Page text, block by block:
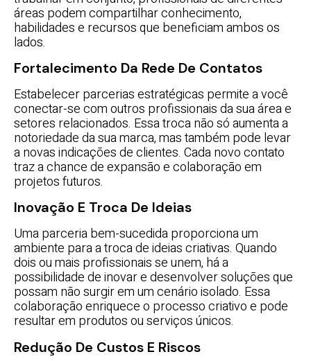
áreas podem compartilhar conhecimento,
habilidades e recursos que beneficiam ambos os
lados.
Fortalecimento Da Rede De Contatos
Estabelecer parcerias estratégicas permite a você
conectar-se com outros profissionais da sua área e
setores relacionados. Essa troca não só aumenta a
notoriedade da sua marca, mas também pode levar
a novas indicações de clientes. Cada novo contato
traz a chance de expansão e colaboração em
projetos futuros.
Inovação E Troca De Ideias
Uma parceria bem-sucedida proporciona um
ambiente para a troca de ideias criativas. Quando
dois ou mais profissionais se unem, há a
possibilidade de inovar e desenvolver soluções que
possam não surgir em um cenário isolado. Essa
colaboração enriquece o processo criativo e pode
resultar em produtos ou serviços únicos.
Redução De Custos E Riscos